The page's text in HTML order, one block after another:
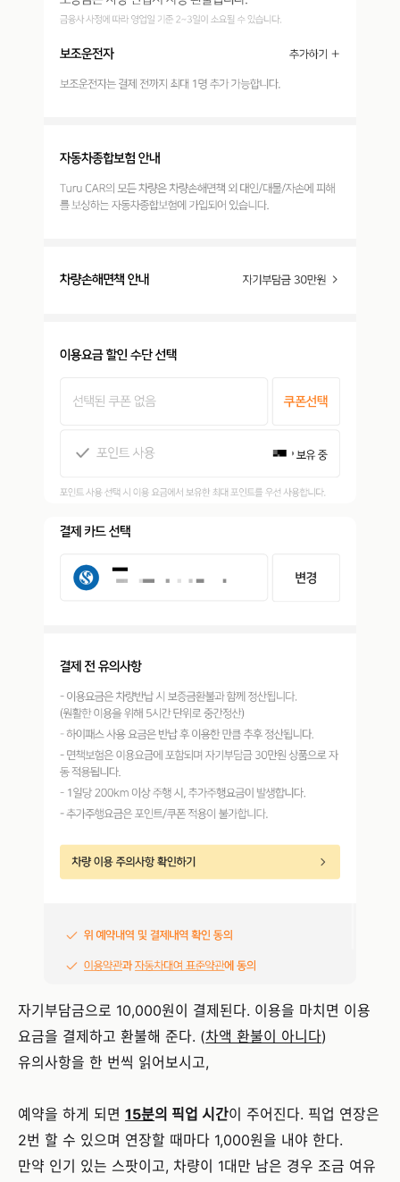
자기부담금으로 10,000원이 결제된다. 이용을 마치면 이용
요금을 결제하고 환불해 준다. (차액 환불이 아니다)
유의사항을 한 번씩 읽어보시고,
예약을 하게 되면 15분의 픽업 시간이 주어진다. 픽업 연장은
2번 할 수 있으며 연장할 때마다 1,000원을 내야 한다.
만약 인기 있는 스팟이고, 차량이 1대만 남은 경우 조금 여유